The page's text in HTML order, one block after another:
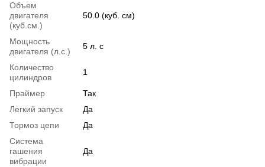
Объем
двигателя
(куб.см.)
50.0 (куб. см)
Мощность
двигателя (л.с.)
5 л. с
Количество
цилиндров
1
Праймер
Так
Легкий запуск
Да
Тормоз цепи
Да
Система
гашения
вибрации
Да